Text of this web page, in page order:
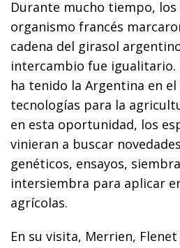
Durante mucho tiempo, los
organismo francés
cadena del girasol
intercambio fue igualitario.
ha tenido la Argentina en
tecnologías para la
en esta oportunidad, los
vinieran a buscar
genéticos, ensayos,
intersiembra para aplicar
agrícolas.
En su visita, Merrien, Flenet